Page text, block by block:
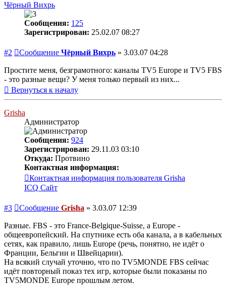
Чёрный Вихрь
Сообщения: 125
Зарегистрирован: 25.02.07 08:27
#2 Сообщение Чёрный Вихрь » 3.03.07 04:28
Простите меня, безграмотного: каналы TV5 Europe и TV5 FBS
- это разные вещи? У меня только первый из них...
Вернуться к началу
Grisha
Администратор
Сообщения: 924
Зарегистрирован: 29.11.03 03:10
Откуда: Протвино
Контактная информация:
Контактная информация пользователя Grisha
ICQ Сайт
#3 Сообщение Grisha » 3.03.07 12:39
Разные. FBS - это France-Belgique-Suisse, а Europe -
общеевропейский. На спутнике есть оба канала, а в кабельных
сетях, как правило, лишь Europe (речь, понятно, не идёт о
Франции, Бельгии и Швейцарии).
На всякий случай уточню, что по TV5MONDE FBS сейчас
идёт повторный показ тех игр, которые были показаны по
TV5MONDE Europe прошлым летом.